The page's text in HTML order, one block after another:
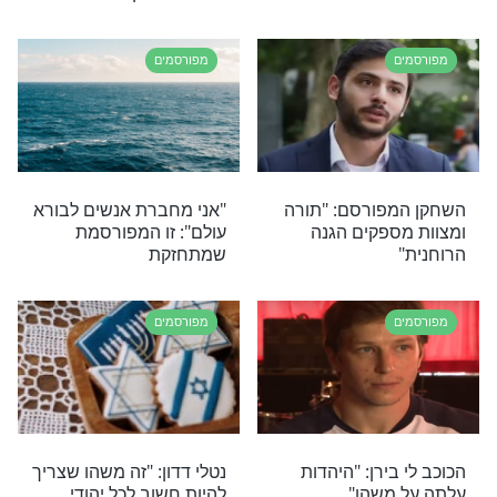
לעוקביה
"יש דרך לחיות
האלה, יש בורא
הבא"
הזמר מתרגש עד דמעות:
"זכיתי להכניס שני ספרי
תורה לבית הכנסת שלי"
מפורסמים